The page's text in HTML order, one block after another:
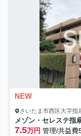
NEW
さいたま市西区大字指
メゾン・セレステ指
7.5万円 管理/共益費